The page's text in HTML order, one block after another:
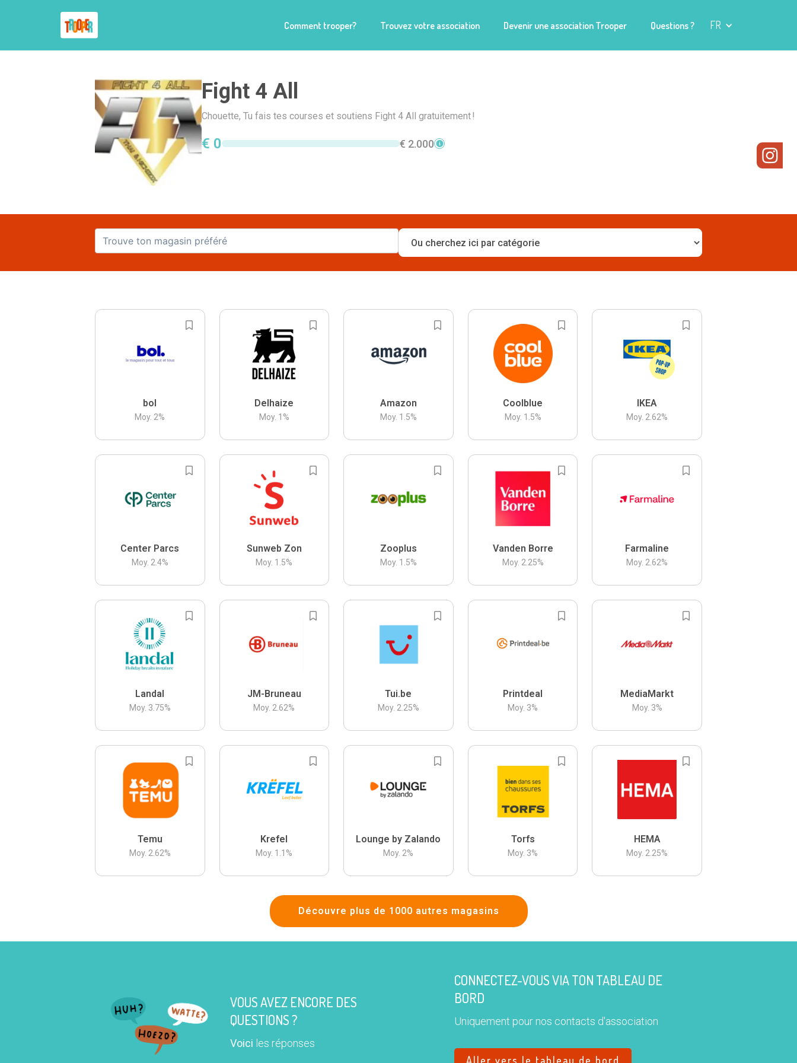
Comment trooper? Trouvez votre association Devenir une association Trooper Questions ? FR
Fight 4 All
Chouette, Tu fais tes courses et soutiens Fight 4 All gratuitement !
€ 0 € 2.000
bol
Moy. 2%
Delhaize
Moy. 1 %
Amazon
Moy. 1.5%
Coolblue
Moy. 1.5%
IKEA
Moy. 2.62%
Center Parcs
Moy. 2.4%
Sunweb Zon
Moy. 1.5%
Zooplus
Moy. 1.5%
Vanden Borre
Moy. 2.25%
Farmaline
Moy. 2.62%
Landal
Moy. 3.75%
JM-Bruneau
Moy. 2.62%
Tui.be
Moy. 2.25%
Printdeal
Moy. 3%
MediaMarkt
Moy. 3%
Temu
Moy. 2.62%
Krefel
Moy. 1.1 %
Lounge by Zalando
Moy. 2%
Torfs
Moy. 3%
HEMA
Moy. 2.25%
Découvre plus de 1000 autres magasins
VOUS AVEZ ENCORE DES
QUESTIONS ?
Voici les réponses
CONNECTEZ-VOUS VIA TON TABLEAU DE
BORD
Uniquement pour nos contacts d'association
Aller vers le tableau de bord